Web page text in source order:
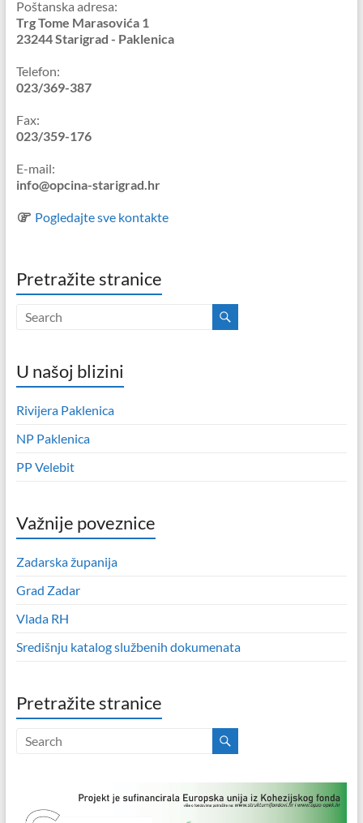
Poštanska adresa:
Trg Tome Marasovića 1
23244 Starigrad - Paklenica
Telefon:
023/369-387
Fax:
023/359-176
E-mail:
info@opcina-starigrad.hr
Pogledajte sve kontakte
Pretražite stranice
U našoj blizini
Rivijera Paklenica
NP Paklenica
PP Velebit
Važnije poveznice
Zadarska županija
Grad Zadar
Vlada RH
Središnju katalog službenih dokumenata
Pretražite stranice